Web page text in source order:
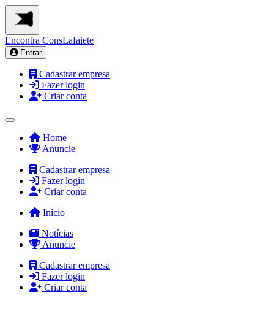
Encontra ConsLafaiete
Entrar
Cadastrar empresa
Fazer login
Criar conta
Home
Anuncie
Cadastrar empresa
Fazer login
Criar conta
Início
Notícias
Anuncie
Cadastrar empresa
Fazer login
Criar conta